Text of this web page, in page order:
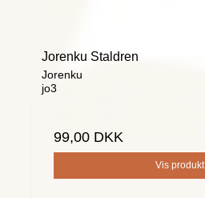
Jorenku Staldren
Jorenku
jo3
99,00 DKK
Vis produkt